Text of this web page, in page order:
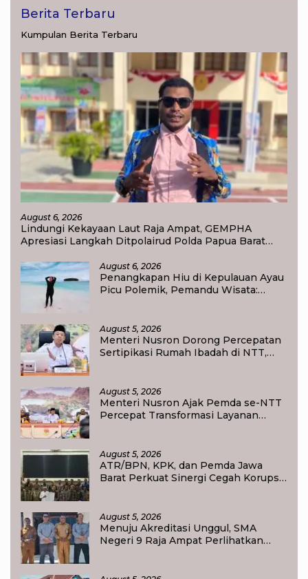
Berita Terbaru
Kumpulan Berita Terbaru
August 6, 2026
Lindungi Kekayaan Laut Raja Ampat, GEMPHA
Apresiasi Langkah Ditpolairud Polda Papua Barat
August 6, 2026
Penangkapan Hiu di Kepulauan Ayau
Picu Polemik, Pemandu Wisata:
August 5, 2026
Menteri Nusron Dorong Percepatan
Sertipikasi Rumah Ibadah di NTT,
August 5, 2026
Menteri Nusron Ajak Pemda se-NTT
Percepat Transformasi Layanan
August 5, 2026
ATR/BPN, KPK, dan Pemda Jawa
Barat Perkuat Sinergi Cegah Korupsi,
August 5, 2026
Menuju Akreditasi Unggul, SMA
Negeri 9 Raja Ampat Perlihatkan